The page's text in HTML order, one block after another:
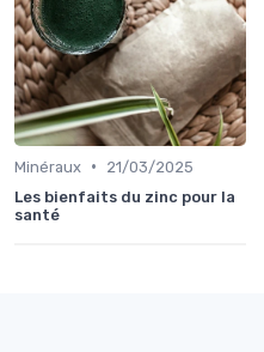
Minéraux •
21/03/2025
Les bienfaits du zinc pour la
santé